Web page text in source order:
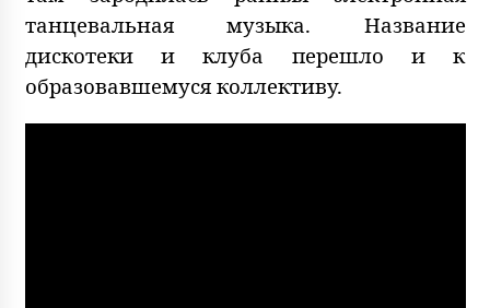
танцевальная музыка. Название
дискотеки и клуба перешло и к
образовавшемуся коллективу.